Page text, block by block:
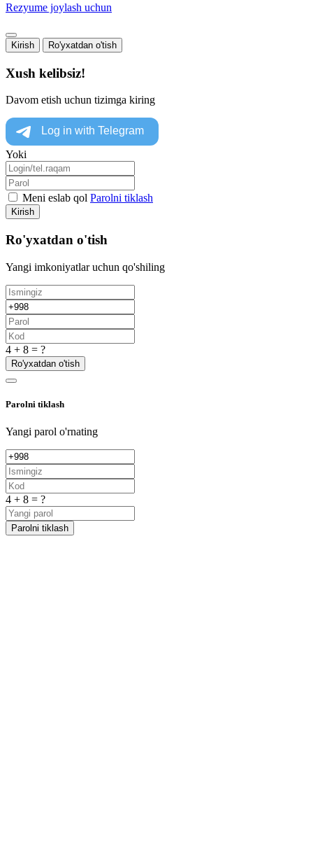
Rezyume joylash uchun
Kirish Ro'yxatdan o'tish
Xush kelibsiz!
Davom etish uchun tizimga kiring
Yoki
Meni eslab qol Parolni tiklash
Kirish
Ro'yxatdan o'tish
Yangi imkoniyatlar uchun qo'shiling
4 + 8 = ?
Ro'yxatdan o'tish
Parolni tiklash
Yangi parol o'rnating
4 + 8 = ?
Parolni tiklash